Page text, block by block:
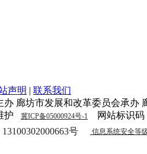
声明 | 联系我们
办 廊坊市发展和改革委员会承办
护
冀ICP备05000924号-1
网站标识码
号
信息系统安全等